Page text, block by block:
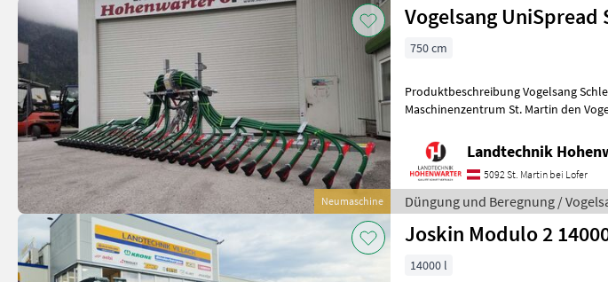
Neumaschine
Vogelsang UniSpread
750 cm
Produktbeschreibung Vogelsang Schleppschlauch
Maschinenzentrum St. Martin den
Landtechnik
5092 St. Martin bei Lofer
Düngung und Beregnung /
Joskin Modulo 2
14000 l